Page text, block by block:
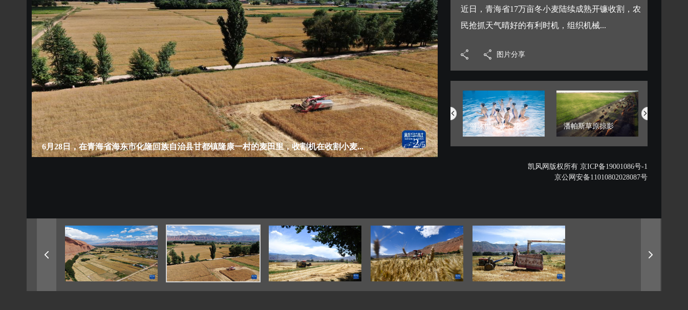
6月28日，在青海省海东市化隆回族自治县甘都镇隆康一村的麦田里，收割机在收割小麦... 2/5
近日，青海省17万亩冬小麦陆续成熟开镰收割，农
民抢抓天气晴好的有利时机，组织机械...
图片分享
中国航空明星产... 网住夏日氛围 ... 游泳世锦赛：花... 潘帕斯草原掠影
凯风网版权所有 京ICP备19001086号-1
京公网安备11010802028087号